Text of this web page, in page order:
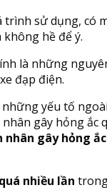
sử dụng, có
hề để ý.
là những
đạp điện.
yếu tố
gây hỏng ắc
nhân gây hỏng
nhiều lần